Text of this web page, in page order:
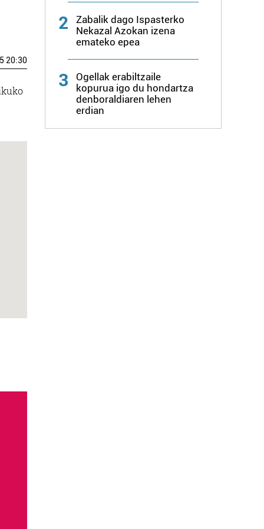
20:30
2
Zabalik dago Ispasterko
Nekazal Azokan izena
emateko epea
3
Ogellak erabiltzaile
kopurua igo du hondartza
denboraldiaren lehen
erdian